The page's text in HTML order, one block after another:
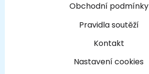
Obchodní podmínky
Pravidla soutěží
Kontakt
Nastavení cookies